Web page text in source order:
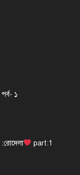
পর্ব- ১
part:1